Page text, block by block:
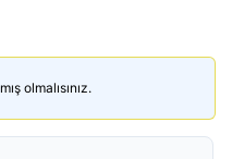
olmalısınız.